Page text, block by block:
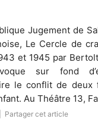
Jugement de
Le Cercle de
et 1945 par
sur fond
le conflit de deux
Au Théâtre 13,
Partager cet article